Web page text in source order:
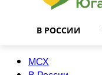
В РОССИИ
МСХ